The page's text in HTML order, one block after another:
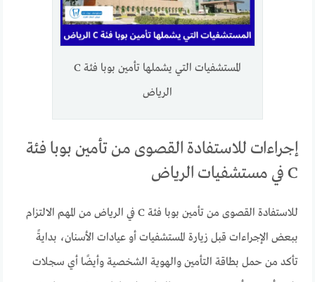
المستشفيات التي يشملها تأمين بوبا فئة C
الرياض
إجراءات للاستفادة القصوى من تأمين بوبا فئة
C في مستشفيات الرياض
للاستفادة القصوى من تأمين بوبا فئة C في الرياض من المهم الالتزام
ببعض الإجراءات قبل زيارة المستشفيات أو عيادات الأسنان، بدايةً
تأكد من حمل بطاقة التأمين والهوية الشخصية وأيضًا أي سجلات